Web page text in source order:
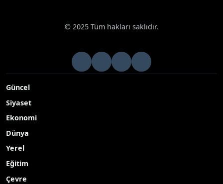
© 2025 Tüm hakları saklıdır.
Güncel
Siyaset
Ekonomi
Dünya
Yerel
Eğitim
Çevre